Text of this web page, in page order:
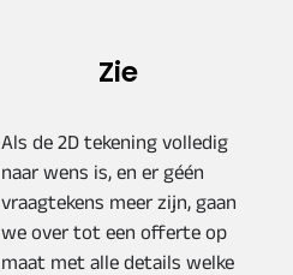
Zie
Als de 2D tekening volledig
naar wens is, en er géén
vraagtekens meer zijn, gaan
we over tot een offerte op
maat met alle details welke